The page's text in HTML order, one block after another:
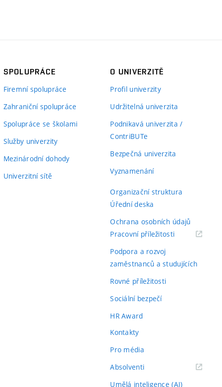
SPOLUPRÁCE
Firemní spolupráce
Zahraniční spolupráce
Spolupráce se školami
Služby univerzity
Mezinárodní dohody
Univerzitní sítě
O UNIVERZITĚ
Profil univerzity
Udržitelná univerzita
Podnikavá univerzita /
ContriBUTe
Bezpečná univerzita
Vyznamenání
Organizační struktura
Úřední deska
Ochrana osobních údajů
Pracovní příležitosti(externí
Podpora a rozvoj
zaměstnanců a studujících
Rovné příležitosti
Sociální bezpečí
HR Award
Kontakty
Pro média
Absolventi(externí
Umělá inteligence (AI)